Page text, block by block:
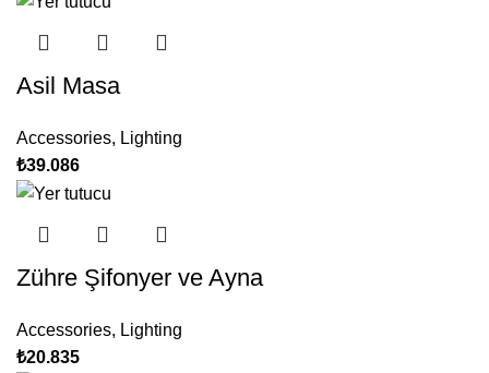
Asil Masa
Accessories, Lighting
₺39.086
Zühre Şifonyer ve Ayna
Accessories, Lighting
₺20.835